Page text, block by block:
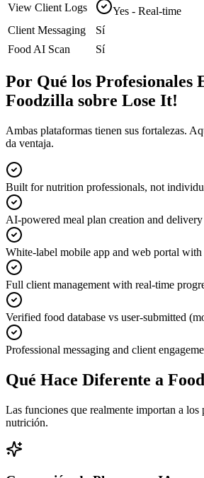
View Client Logs Yes - Real-time
Client Messaging
Sí
Food AI Scan
Sí
Por Qué los Profesionales
Foodzilla sobre Lose It!
Ambas plataformas tienen sus fortalezas.
da ventaja.
Built for nutrition professionals, not
AI-powered meal plan creation and
White-label mobile app and web portal
Full client management with real-time
Verified food database vs user-submitted
Professional messaging and client
Qué Hace Diferente a
Las funciones que realmente importan a los
nutrición.